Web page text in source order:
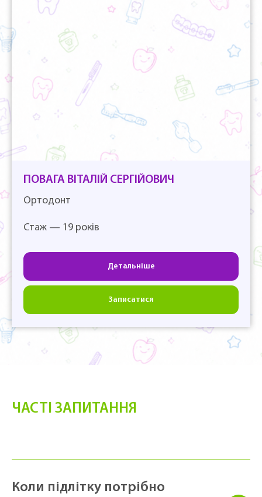
ПОВАГА ВІТАЛІЙ СЕРГІЙОВИЧ
Ортодонт
Стаж — 19 років
Детальніше
Записатися
ЧАСТІ ЗАПИТАННЯ
Коли підлітку потрібно